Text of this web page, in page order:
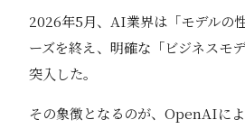
2026年5月、AI業界は「モデルの
ーズを終え、明確な「ビジネスモ
突入した。
その象徴となるのが、OpenAIに